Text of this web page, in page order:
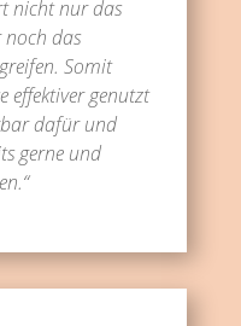
nicht nur das
noch das
Somit
effektiver genutzt
dafür und
gerne und